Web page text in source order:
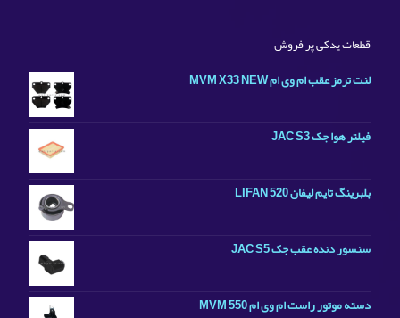
قطعات یدکی پر فروش
لنت ترمز عقب ام وی ام MVM X33 NEW
فیلتر هوا جک JAC S3
بلبرینگ تایم لیفان LIFAN 520
سنسور دنده عقب جک JAC S5
دسته موتور راست ام وی ام MVM 550